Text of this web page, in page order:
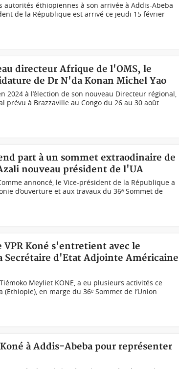
autorités éthiopiennes à son arrivée à Addis-Abeba
de la République est arrivé ce jeudi 15 février
directeur Afrique de l'OMS, le
de Dr N'da Konan Michel Yao
2024 à l’élection de son nouveau Directeur régional,
prévu à Brazzaville au Congo du 26 au 30 août
part à un sommet extraodinaire de
nouveau président de l'UA
annoncé, le Vice-président de la République a
d’ouverture et aux travaux du 36ᵉ Sommet de
Koné s'entretient avec le
Secrétaire d'Etat Adjointe Américaine
Meyliet KONE, a eu plusieurs activités ce
en marge du 36ᵉ Sommet de l’Union
à Addis-Abeba pour représenter